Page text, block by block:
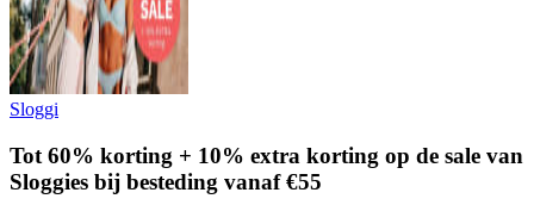
Sloggi
Tot 60% korting + 10% extra korting op de sale van
Sloggies bij besteding vanaf €55